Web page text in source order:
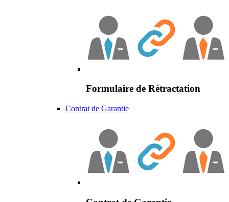
Formulaire de Rétractation
Contrat de Garantie